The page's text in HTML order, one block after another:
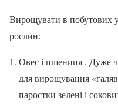
Вирощувати в побутових
рослин:
Овес і пшениця . Дуже
для вирощування
паростки зелені і